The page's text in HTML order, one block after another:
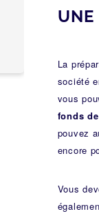
UNE
La
société
vous
fonds
pouvez
encore
Vous